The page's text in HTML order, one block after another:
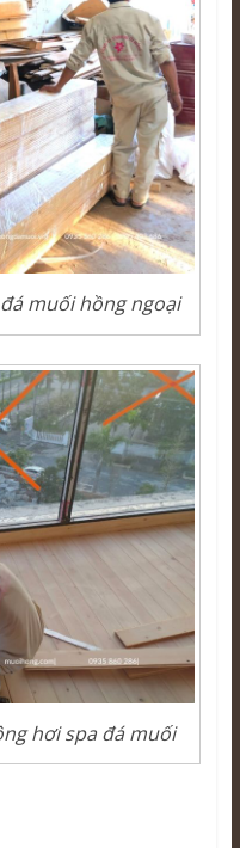
muối hồng ngoại
hơi spa đá muối